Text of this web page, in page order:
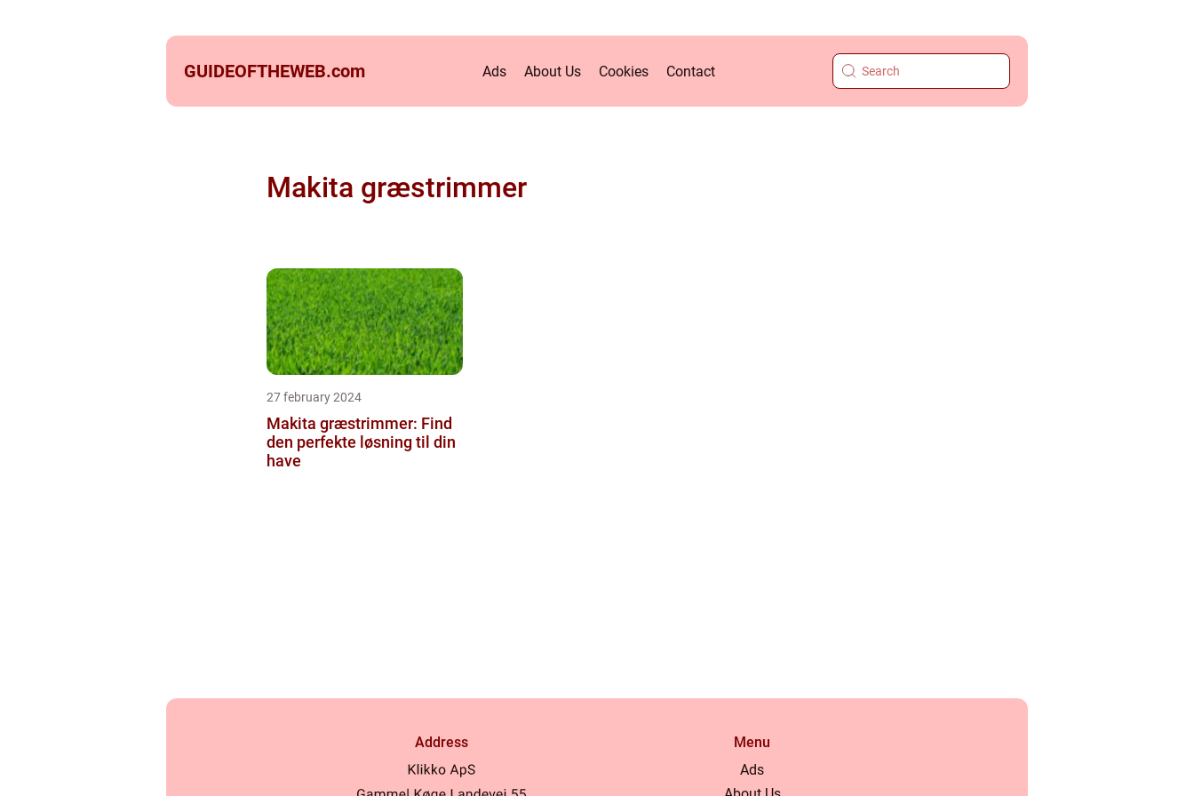
GUIDEOFTHEWEB.com Ads About Us Cookies Contact
Makita græstrimmer
27 february 2024
Makita græstrimmer: Find
den perfekte løsning til din
have
Address
Menu
Ads